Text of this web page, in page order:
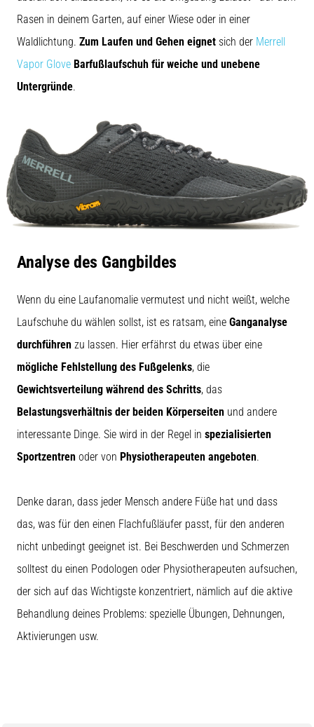
Rasen in deinem Garten, auf einer Wiese oder in einer
Waldlichtung. Zum Laufen und Gehen eignet sich der Merrell
Vapor Glove Barfußlaufschuh für weiche und unebene
Untergründe.
Analyse des Gangbildes
Wenn du eine Laufanomalie vermutest und nicht weißt, welche
Laufschuhe du wählen sollst, ist es ratsam, eine Ganganalyse
durchführen zu lassen. Hier erfährst du etwas über eine
mögliche Fehlstellung des Fußgelenks, die
Gewichtsverteilung während des Schritts, das
Belastungsverhältnis der beiden Körperseiten und andere
interessante Dinge. Sie wird in der Regel in spezialisierten
Sportzentren oder von Physiotherapeuten angeboten.
Denke daran, dass jeder Mensch andere Füße hat und dass
das, was für den einen Flachfußläufer passt, für den anderen
nicht unbedingt geeignet ist. Bei Beschwerden und Schmerzen
solltest du einen Podologen oder Physiotherapeuten aufsuchen,
der sich auf das Wichtigste konzentriert, nämlich auf die aktive
Behandlung deines Problems: spezielle Übungen, Dehnungen,
Aktivierungen usw.